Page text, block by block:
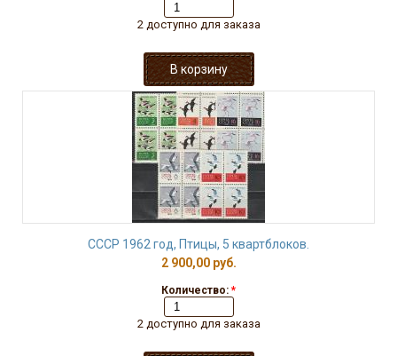
2 доступно для заказа
СССР 1962 год, Птицы, 5 квартблоков.
2 900,00 руб.
Количество: *
2 доступно для заказа